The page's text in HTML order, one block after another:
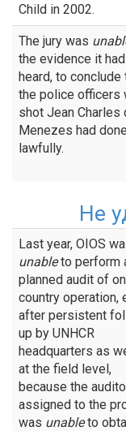
Child in 2002.
The jury was
the evidence it had
heard, to conclude
the police officers
shot Jean Charles
Menezes had
lawfully.
Не
Last year, OIOS
unableto perform
planned audit of
country operation,
after persistent
up by UNHCR
headquarters as
at the field level,
because the
assigned to the
was unableto